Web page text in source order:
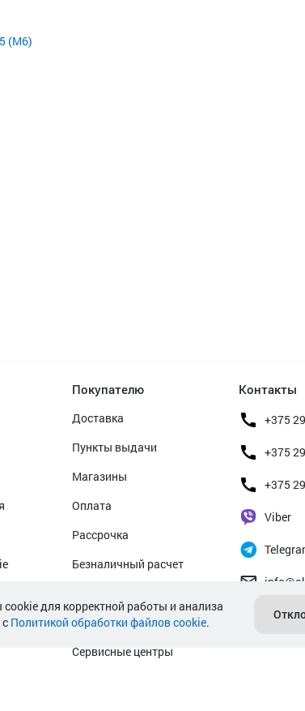
(M6)
Покупателю
Доставка
Пункты выдачи
Магазины
Оплата
Рассрочка
Безналичный расчет
Гарантийное обслуживание
Сервисные центры
Контакты
+375
+375
+375
Viber
для корректной работы и анализа
Политикой обработки файлов cookie.